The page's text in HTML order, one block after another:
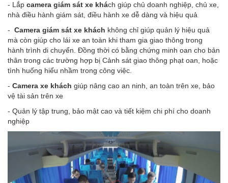
- Lắp camera giám sát xe khách giúp chủ doanh nghiệp, chủ xe,
nhà điều hành giám sát, điều hành xe dễ dàng và hiệu quả
- Camera giám sát xe khách không chỉ giúp quản lý hiệu quả
mà còn giúp cho lái xe an toàn khi tham gia giao thông trong
hành trình di chuyển. Đồng thời có bằng chứng minh oan cho bản
thân trong các trường hợp bị Cảnh sát giao thông phạt oan, hoặc
tình huống hiểu nhầm trong công việc.
- Camera xe khách giúp nâng cao an ninh, an toàn trên xe, bảo
vệ tài sản trên xe
- Quản lý tập trung, bảo mật cao và tiết kiệm chi phí cho doanh
nghiệp